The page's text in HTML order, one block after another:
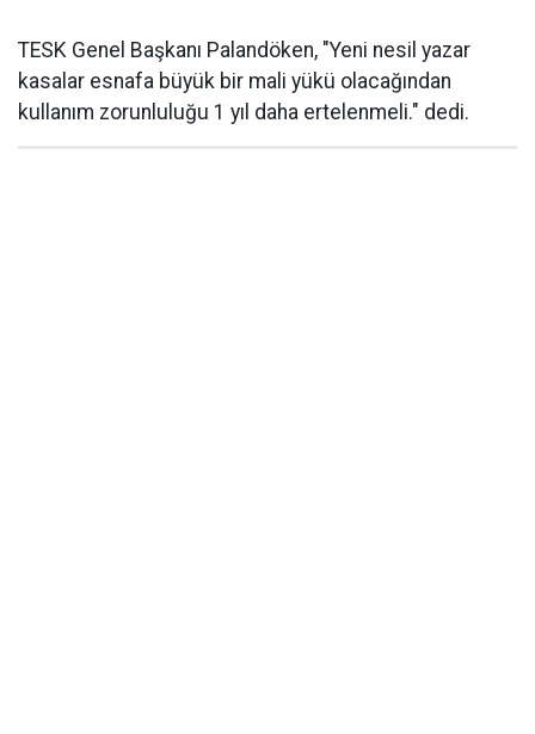
TESK Genel Başkanı Palandöken, "Yeni nesil yazar
kasalar esnafa büyük bir mali yükü olacağından
kullanım zorunluluğu 1 yıl daha ertelenmeli." dedi.